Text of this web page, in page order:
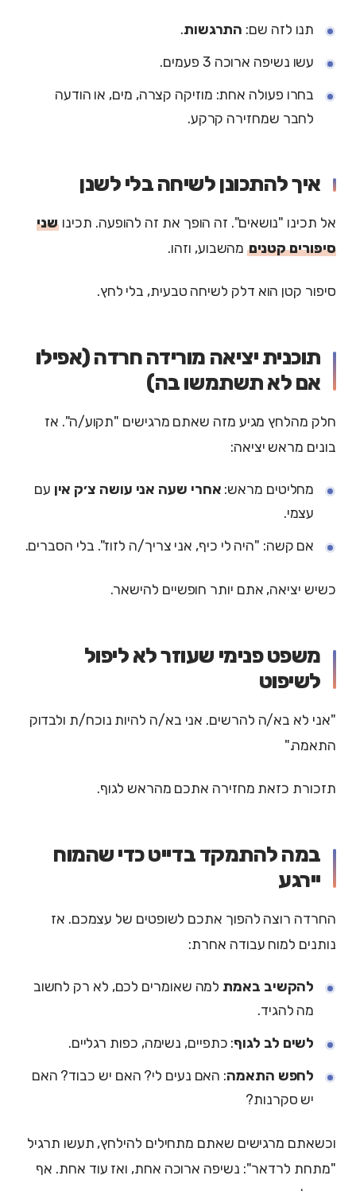
תנו לזה שם: התרגשות.
עשו נשיפה ארוכה 3 פעמים.
בחרו פעולה אחת: מוזיקה קצרה, מים, או הודעה
לחבר שמחזירה קרקע.
איך להתכונן לשיחה בלי לשנן
אל תכינו "נושאים". זה הופך את זה להופעה. תכינו שני
סיפורים קטניםמהשבוע, וזהו.
סיפור קטן הוא דלק לשיחה טבעית, בלי לחץ.
תוכנית יציאה מורידה חרדה (אפילו
אם לא תשתמשו בה)
חלק מהלחץ מגיע מזה שאתם מרגישים "תקוע/ה". אז
בונים מראש יציאה:
מחליטים מראש: אחרי שעה אני עושה צ׳ק אין עם
עצמי.
אם קשה: "היה לי כיף, אני צריך/ה לזוז". בלי הסברים.
כשיש יציאה, אתם יותר חופשיים להישאר.
משפט פנימי שעוזר לא ליפול
לשיפוט
"אני לא בא/ה להרשים. אני בא/ה להיות נוכח/ת ולבדוק
התאמה."
תזכורת כזאת מחזירה אתכם מהראש לגוף.
במה להתמקד בדייט כדי שהמוח
יירגע
החרדה רוצה להפוך אתכם לשופטים של עצמכם. אז
נותנים למוח עבודה אחרת:
להקשיב באמת למה שאומרים לכם, לא רק לחשוב
מה להגיד.
לשים לב לגוף: כתפיים, נשימה, כפות רגליים.
לחפש התאמה: האם נעים לי? האם יש כבוד? האם
יש סקרנות?
וכשאתם מרגישים שאתם מתחילים להילחץ, תעשו תרגיל
"מתחת לרדאר": נשיפה ארוכה אחת, ואז עוד אחת. אף